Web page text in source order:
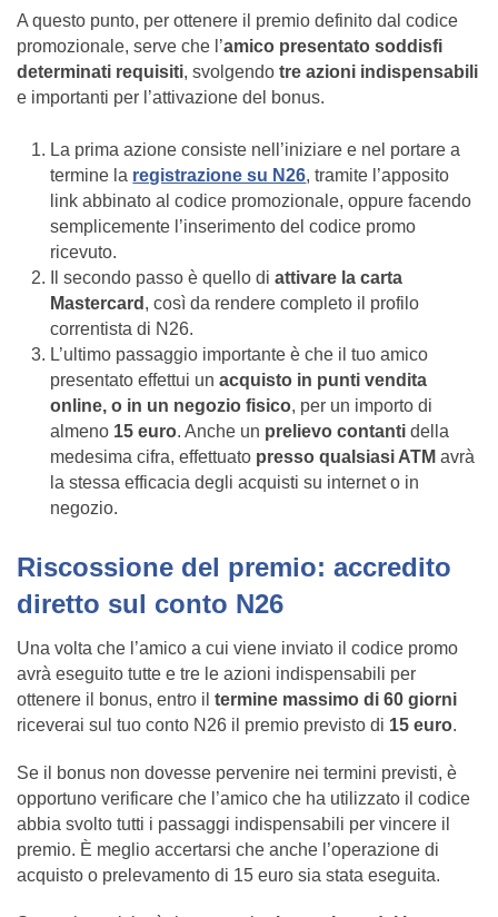
A questo punto, per ottenere il premio definito dal codice
promozionale, serve che l’amico presentato soddisfi
determinati requisiti, svolgendo tre azioni indispensabili
e importanti per l’attivazione del bonus.
La prima azione consiste nell’iniziare e nel portare a
termine la registrazione su N26, tramite l’apposito
link abbinato al codice promozionale, oppure facendo
semplicemente l’inserimento del codice promo
ricevuto.
Il secondo passo è quello diattivare la carta
Mastercard , così da rendere completo il profilo
correntista di N26.
L’ultimo passaggio importante è che il tuo amico
presentato effettui unacquisto in punti vendita
online, o in un negozio fisico, per un importo di
almeno 15 euro. Anche un prelievo contanti della
medesima cifra, effettuato presso qualsiasi ATM avrà
la stessa efficacia degli acquisti su internet o in
negozio.
Riscossione del premio: accredito
diretto sul conto N26
Una volta che l’amico a cui viene inviato il codice promo
avrà eseguito tutte e tre le azioni indispensabili per
ottenere il bonus, entro il termine massimo di 60 giorni
riceverai sul tuo conto N26 il premio previsto di 15 euro.
Se il bonus non dovesse pervenire nei termini previsti, è
opportuno verificare che l’amico che ha utilizzato il codice
abbia svolto tutti i passaggi indispensabili per vincere il
premio. È meglio accertarsi che anche l’operazione di
acquisto o prelevamento di 15 euro sia stata eseguita.